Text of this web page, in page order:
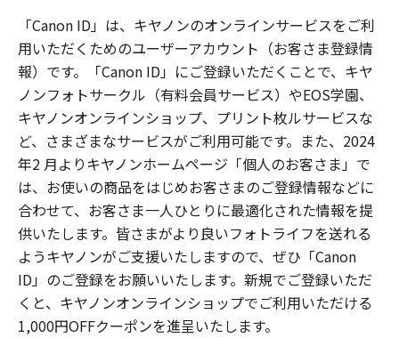
「Canon ID」は、キヤノンのオンラインサービスをご利
用いただくためのユーザーアカウント（お客さま登録情
報）です。「Canon ID」にご登録いただくことで、キヤ
ノンフォトサークル（有料会員サービス）やEOS学園、
キヤノンオンラインショップ、プリント枚ルサービスな
ど、さまざまなサービスがご利用可能です。また、2024
年2 月よりキヤノンホームページ「個人のお客さま」で
は、お使いの商品をはじめお客さまのご登録情報などに
合わせて、お客さま一人ひとりに最適化された情報を提
供いたします。皆さまがより良いフォトライフを送れる
ようキヤノンがご支援いたしますので、ぜひ「Canon
ID」のご登録をお願いいたします。新規でご登録いただ
くと、キヤノンオンラインショップでご利用いただける
1,000円OFFクーポンを進呈いたします。